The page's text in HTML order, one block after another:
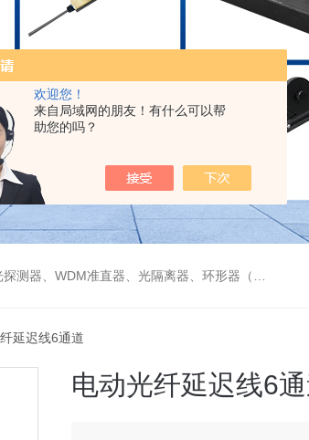
欢迎您！
来自局域网的朋友！有什么可以帮
助您的吗？
器、激光准直器、光纤反射镜、光纤旋转器、偏振控制器（三环、挤压式）、光栅、波分复用器（CWDM/DWDM）等
延迟线6通道
电动光纤延迟线6